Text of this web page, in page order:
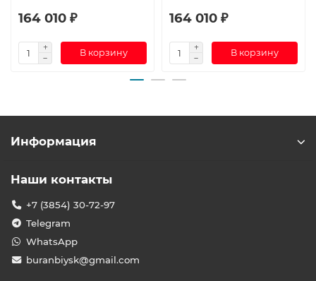
164 010 ₽
В корзину
164 010 ₽
В корзину
Информация
Наши контакты
+7 (3854) 30-72-97
Telegram
WhatsApp
buranbiysk@gmail.com